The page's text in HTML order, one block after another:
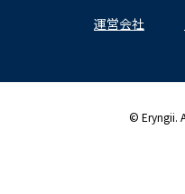
運営会社
© Eryngii.